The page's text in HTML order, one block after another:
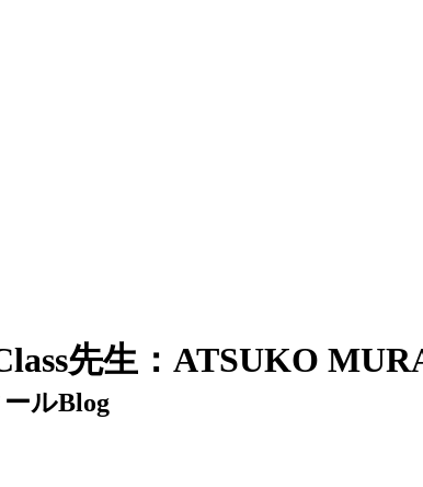
先生：ATSUKO
ルBlog